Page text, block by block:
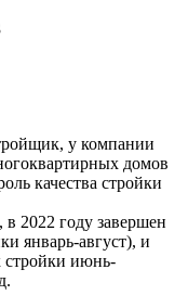
у компании
домов
качества стройки
2022 году завершен
январь-август), и
стройки июнь-